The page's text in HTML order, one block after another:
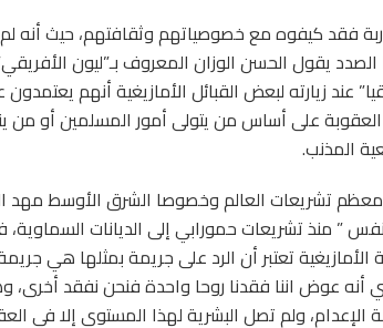
فقد كيفوه مع خصوصياتهم وثقافتهم، حيث أنه
يقول الحسن الوزان المعروف بـ”ليون
عند زيارته لبعض القبائل الأمازيغية أنهم
على أساس من يتولى أمور المسلمين أو من
المذنب.
تشريعات العالم وخصوصا الشرق الأوسط مهد
” منذ تشريعات حمورابي إلى الديانات
الأمازيغية تعتبر أن الرد على جريمة بمثلها هي
أنه عوض اننا فقدنا روحا واحدة فنحن نفقد أخرى،
الإعدام، ولم تصل البشرية لهذا المستوى إلا في